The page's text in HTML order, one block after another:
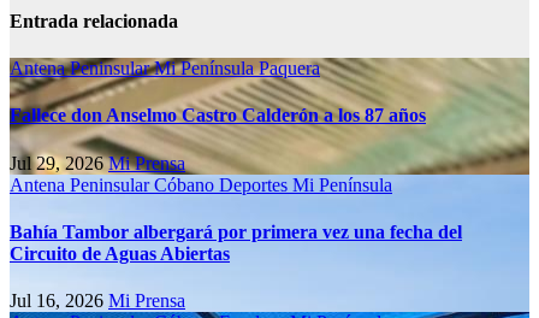
Entrada relacionada
Antena PeninsularMi PenínsulaPaquera
Fallece don Anselmo Castro Calderón a los 87 años
Jul 29, 2026Mi Prensa
Antena PeninsularCóbano Deportes Mi Península
Bahía Tambor albergará por primera vez una fecha del
Circuito de Aguas Abiertas
Jul 16, 2026 Mi Prensa